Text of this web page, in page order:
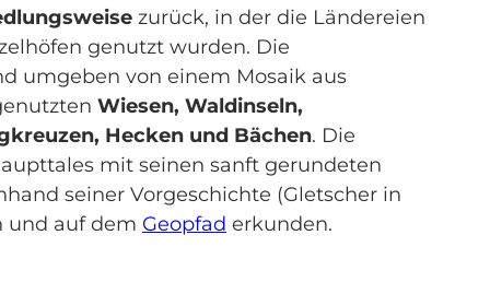
zurück, in der die Ländereien
genutzt wurden. Die
umgeben von einem Mosaik aus
Wiesen, Waldinseln,
Hecken und Bächen. Die
mit seinen sanft gerundeten
seiner Vorgeschichte (Gletscher in
und auf dem Geopfad erkunden.